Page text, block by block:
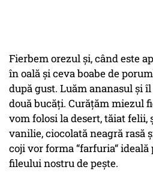
Fierbem orezul și, când este
în oală și ceva boabe de
după gust. Luăm ananasul și
două bucăți. Curățăm miezul
vom folosi la desert, tăiat felii,
vanilie, ciocolată neagră rasă
coji vor forma “farfuria“
fileului nostru de pește.